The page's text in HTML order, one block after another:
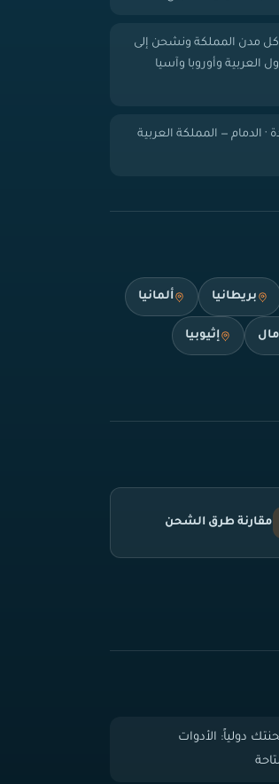
مدن المملكة ونشحن إلى
العربية وأوروبا وآسيا
· الدمام — المملكة العربية
بريطانيا ألمانيا
إثيوبيا
مقارنة طرق الشحن
دولياً: الأدوات